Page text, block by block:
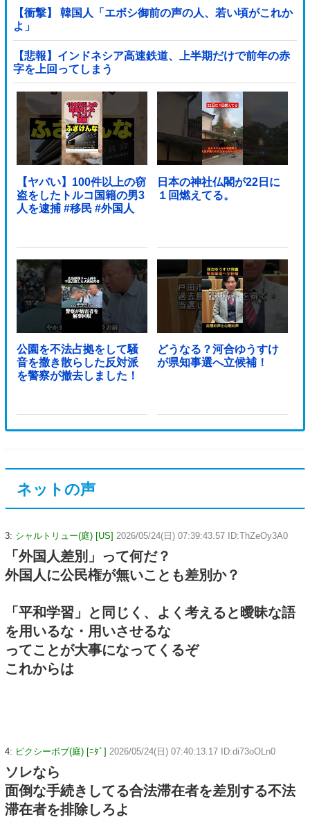
【衝撃】 韓国人「エボシ御前の声の人、若い頃がこれか
よ」
【悲報】インドネシア高速鉄道、上半期だけで前年の赤
字を上回ってしまう
wwwwwwwwwwwwwwwwwwwwwwwwwwwwwwwwww
wwwwwwwwwww他
【ヤバい】100件以上の窃
盗をしたトルコ国籍の男3
人を逮捕 #移民 #外国人
日本の神社仏閣が22日に
１回燃えてる。
公園を不法占拠をして騒
音を撒き散らした反対派
を警察が撤去しました！
どうなる？河合ゆうすけ
が県知事選へ立候補！
ネットの声
3: シャルトリュー(庭) [US] 2026/05/24(日) 07:39:43.57 ID:ThZeOy3A0
「外国人差別」って何だ？
外国人に公民権が無いことも差別か？
「平和学習」と同じく、よく考えると曖昧な語
を用いるな・用いさせるな
ってことが大事になってくるぞ
これからは
4: ピクシーボブ(庭) [ﾆﾀﾞ] 2026/05/24(日) 07:40:13.17 ID:di73oOLn0
ソレなら
面倒な手続きしてる合法滞在者を差別する不法
滞在者を排除しろよ